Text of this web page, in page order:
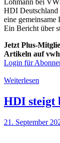
Lohmann bei
HDI Deutschland
eine gemeinsame
Ein Bericht über
Jetzt Plus-
Artikeln auf
Login für
Weiterlesen
HDI steigt
21. September